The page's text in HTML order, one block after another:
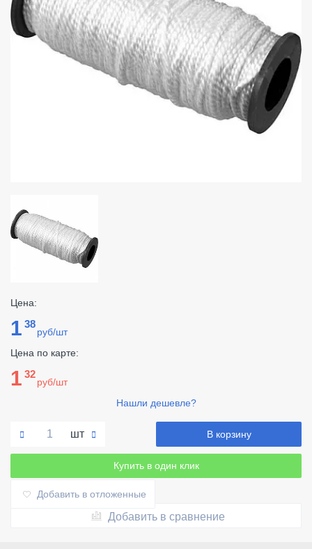
Цена:
1 38
руб/шт
Цена по карте:
1 32
руб/шт
Нашли дешевле?
шт В корзину
Купить в один клик
Добавить в отложенные
Добавить в сравнение